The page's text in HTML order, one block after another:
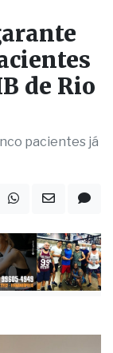
de Rio
pacientes já